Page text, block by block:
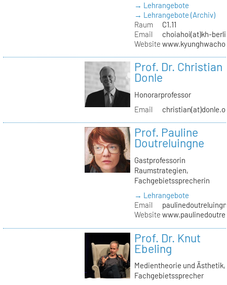
→ Lehrangebote
→ Lehrangebote (Archiv)
Raum
C1.11
Email
choiahoi(at)kh-
Website
Prof. Dr. Christian
Donle
Honorarprofessor
Email
Prof. Pauline
Doutreluingne
Gastprofessorin
Raumstrategien,
Fachgebietssprecherin
→ Lehrangebote
Email
Website
Prof. Dr. Knut
Ebeling
Medientheorie und Ästhetik,
Fachgebietssprecher